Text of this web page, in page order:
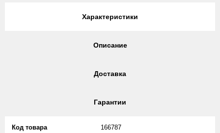
Характеристики
Описание
Доставка
Гарантии
Код товара
166787